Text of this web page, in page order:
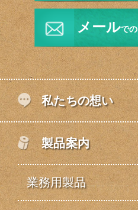
メールでの
私たちの想い
製品案内
業務用製品